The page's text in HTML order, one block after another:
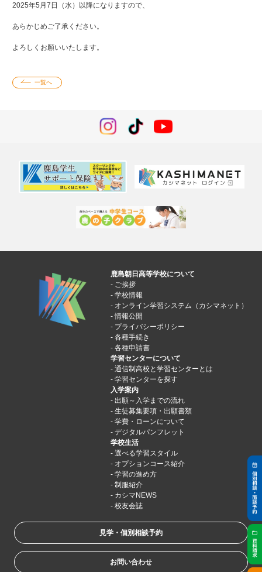
2025年5月7日（水）以降になりますので、
あらかじめご了承ください。
よろしくお願いいたします。
一覧へ
鹿島朝日高等学校について
ご挨拶
学校情報
オンライン学習システム（カシマネット）
情報公開
プライバシーポリシー
各種手続き
各種申請書
学習センターについて
通信制高校と学習センターとは
学習センターを探す
入学案内
出願～入学までの流れ
生徒募集要項・出願書類
学費・ローンについて
デジタルパンフレット
学校生活
選べる学習スタイル
オプションコース紹介
学習の進め方
制服紹介
カシマNEWS
校友会誌
見学・個別相談予約
お問い合わせ